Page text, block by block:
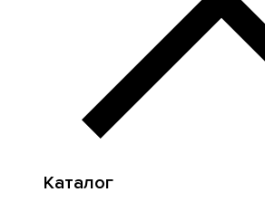
Каталог